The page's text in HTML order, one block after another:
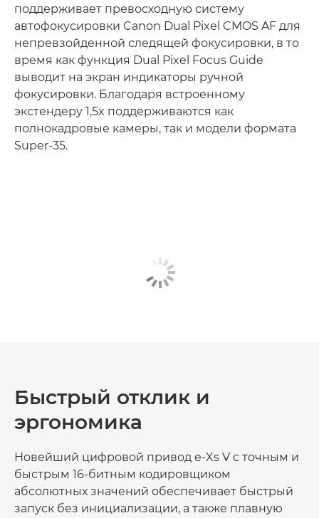
поддерживает превосходную систему
автофокусировки Canon Dual Pixel CMOS AF для
непревзойденной следящей фокусировки, в то
время как функция Dual Pixel Focus Guide
выводит на экран индикаторы ручной
фокусировки. Благодаря встроенному
экстендеру 1,5x поддерживаются как
полнокадровые камеры, так и модели формата
Super-35.
Быстрый отклик и
эргономика
Новейший цифровой привод e-Xs V с точным и
быстрым 16-битным кодировщиком
абсолютных значений обеспечивает быстрый
запуск без инициализации, а также плавную